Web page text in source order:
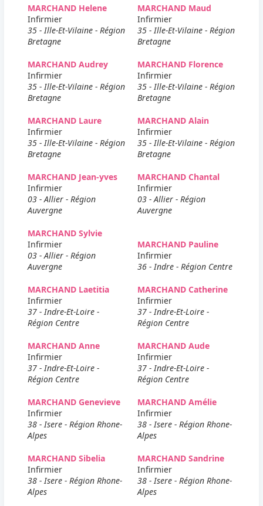
MARCHAND Helene
Infirmier
35 - Ille-Et-Vilaine - Région
Bretagne
MARCHAND Maud
Infirmier
35 - Ille-Et-Vilaine - Région
Bretagne
MARCHAND Audrey
Infirmier
35 - Ille-Et-Vilaine - Région
Bretagne
MARCHAND Florence
Infirmier
35 - Ille-Et-Vilaine - Région
Bretagne
MARCHAND Laure
Infirmier
35 - Ille-Et-Vilaine - Région
Bretagne
MARCHAND Alain
Infirmier
35 - Ille-Et-Vilaine - Région
Bretagne
MARCHAND Jean-yves
Infirmier
03 - Allier - Région
Auvergne
MARCHAND Chantal
Infirmier
03 - Allier - Région
Auvergne
MARCHAND Sylvie
Infirmier
03 - Allier - Région
Auvergne
MARCHAND Pauline
Infirmier
36 - Indre - Région Centre
MARCHAND Laetitia
Infirmier
37 - Indre-Et-Loire -
Région Centre
MARCHAND Catherine
Infirmier
37 - Indre-Et-Loire -
Région Centre
MARCHAND Anne
Infirmier
37 - Indre-Et-Loire -
Région Centre
MARCHAND Aude
Infirmier
37 - Indre-Et-Loire -
Région Centre
MARCHAND Genevieve
Infirmier
38 - Isere - Région Rhone-
Alpes
MARCHAND Amélie
Infirmier
38 - Isere - Région Rhone-
Alpes
MARCHAND Sibelia
Infirmier
38 - Isere - Région Rhone-
Alpes
MARCHAND Sandrine
Infirmier
38 - Isere - Région Rhone-
Alpes